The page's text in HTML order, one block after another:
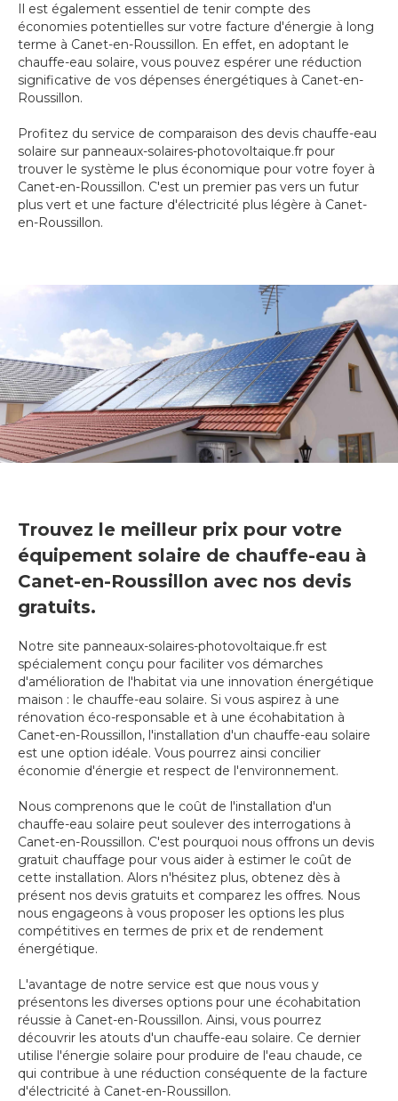
Il est également essentiel de tenir compte des
économies potentielles sur votre facture d'énergie à long
terme à Canet-en-Roussillon. En effet, en adoptant le
chauffe-eau solaire, vous pouvez espérer une réduction
significative de vos dépenses énergétiques à Canet-en-
Roussillon.
Profitez du service de comparaison des devis chauffe-eau
solaire sur panneaux-solaires-photovoltaique.fr pour
trouver le système le plus économique pour votre foyer à
Canet-en-Roussillon. C'est un premier pas vers un futur
plus vert et une facture d'électricité plus légère à Canet-
en-Roussillon.
Trouvez le meilleur prix pour votre
équipement solaire de chauffe-eau à
Canet-en-Roussillon avec nos devis
gratuits.
Notre site panneaux-solaires-photovoltaique.fr est
spécialement conçu pour faciliter vos démarches
d'amélioration de l'habitat via une innovation énergétique
maison : le chauffe-eau solaire. Si vous aspirez à une
rénovation éco-responsable et à une écohabitation à
Canet-en-Roussillon, l'installation d'un chauffe-eau solaire
est une option idéale. Vous pourrez ainsi concilier
économie d'énergie et respect de l'environnement.
Nous comprenons que le coût de l'installation d'un
chauffe-eau solaire peut soulever des interrogations à
Canet-en-Roussillon. C'est pourquoi nous offrons un devis
gratuit chauffage pour vous aider à estimer le coût de
cette installation. Alors n'hésitez plus, obtenez dès à
présent nos devis gratuits et comparez les offres. Nous
nous engageons à vous proposer les options les plus
compétitives en termes de prix et de rendement
énergétique.
L'avantage de notre service est que nous vous y
présentons les diverses options pour une écohabitation
réussie à Canet-en-Roussillon. Ainsi, vous pourrez
découvrir les atouts d'un chauffe-eau solaire. Ce dernier
utilise l'énergie solaire pour produire de l'eau chaude, ce
qui contribue à une réduction conséquente de la facture
d'électricité à Canet-en-Roussillon.